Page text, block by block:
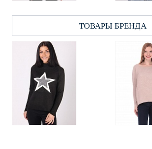
ТОВАРЫ БРЕНДА